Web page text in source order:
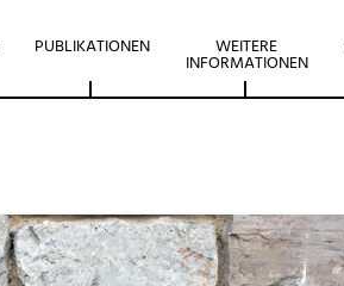
PUBLIKATIONEN WEITERE
INFORMATIONEN